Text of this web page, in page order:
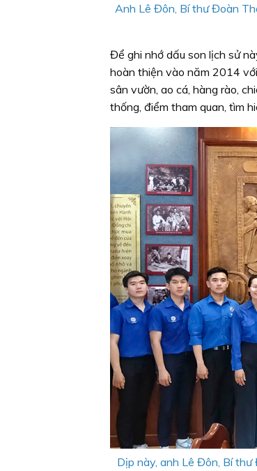
Anh Lê Đôn, Bí thư Đoàn
Để ghi nhớ dấu son lịch sử
hoàn thiện vào năm 2014
sân vườn, ao cá, hàng rào,
thống, điểm tham quan, tìm
Dịp này, anh Lê Đôn, Bí